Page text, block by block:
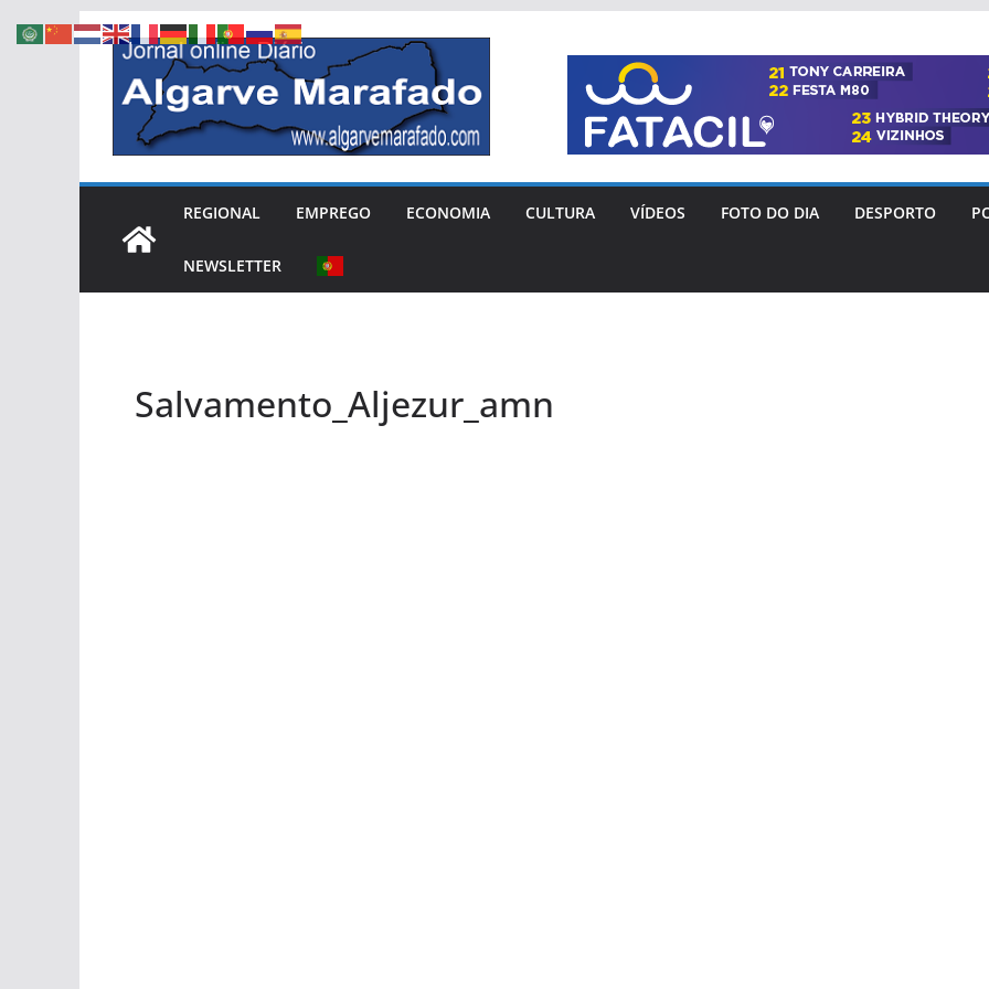
Skip
content
REGIONAL EMPREGO ECONOMIA CULTURA VÍDEOS FOTO DO DIA DESPORTO
NEWSLETTER
Salvamento_Aljezur_amn